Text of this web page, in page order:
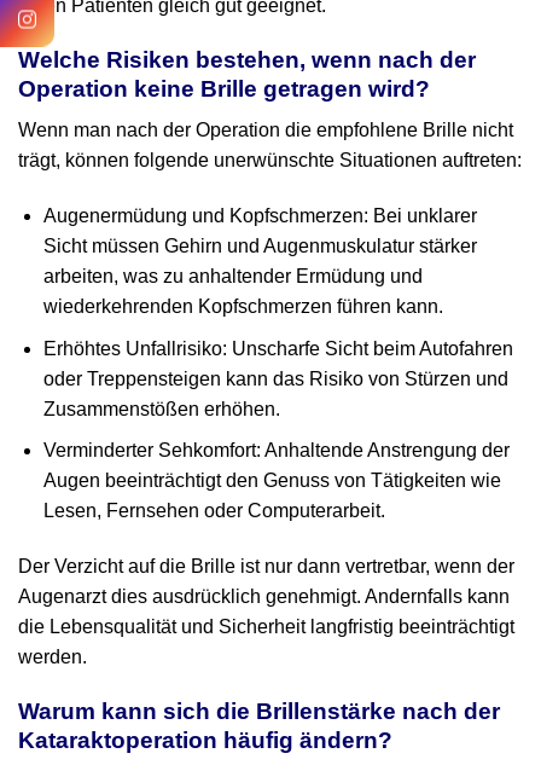
jeden Patienten gleich gut geeignet.
Welche Risiken bestehen, wenn nach der
Operation keine Brille getragen wird?
Wenn man nach der Operation die empfohlene Brille nicht
trägt, können folgende unerwünschte Situationen auftreten:
Augenermüdung und Kopfschmerzen: Bei unklarer
Sicht müssen Gehirn und Augenmuskulatur stärker
arbeiten, was zu anhaltender Ermüdung und
wiederkehrenden Kopfschmerzen führen kann.
Erhöhtes Unfallrisiko: Unscharfe Sicht beim Autofahren
oder Treppensteigen kann das Risiko von Stürzen und
Zusammenstößen erhöhen.
Verminderter Sehkomfort: Anhaltende Anstrengung der
Augen beeinträchtigt den Genuss von Tätigkeiten wie
Lesen, Fernsehen oder Computerarbeit.
Der Verzicht auf die Brille ist nur dann vertretbar, wenn der
Augenarzt dies ausdrücklich genehmigt. Andernfalls kann
die Lebensqualität und Sicherheit langfristig beeinträchtigt
werden.
Warum kann sich die Brillenstärke nach der
Kataraktoperation häufig ändern?